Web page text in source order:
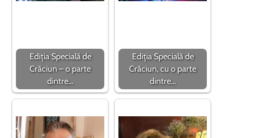
Ediția Specială de
Crăciun – o parte
dintre…
Ediția Specială de
Crăciun, cu o parte
dintre…